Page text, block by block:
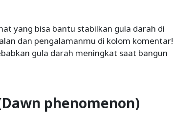
yang bisa bantu stabilkan gula darah di
dan pengalamanmu di kolom komentar!
gula darah meningkat saat bangun
phenomenon)